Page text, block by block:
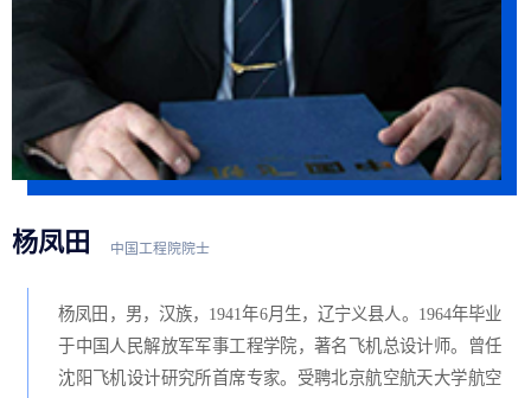
​杨凤田 中国工程院院士
杨凤田，男，汉族，1941年6月生，辽宁义县人。1964年毕业
于中国人民解放军军事工程学院，著名飞机总设计师。曾任
沈阳飞机设计研究所首席专家。受聘北京航空航天大学航空